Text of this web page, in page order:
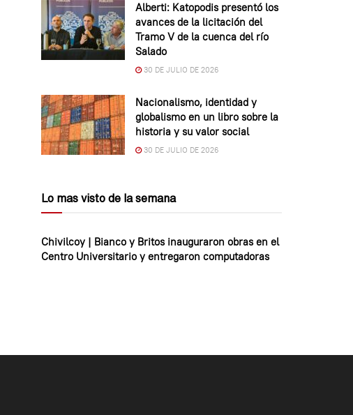
Alberti: Katopodis presentó los
avances de la licitación del
Tramo V de la cuenca del río
Salado
30 DE JULIO DE 2026
Nacionalismo, identidad y
globalismo en un libro sobre la
historia y su valor social
30 DE JULIO DE 2026
Lo mas visto de la semana
Chivilcoy | Bianco y Britos inauguraron obras en el
Centro Universitario y entregaron computadoras